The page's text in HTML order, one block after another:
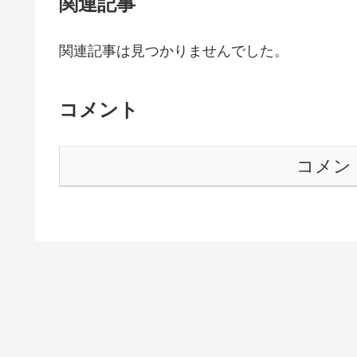
関連記事は見つかりませんでした。
コメント
コメン